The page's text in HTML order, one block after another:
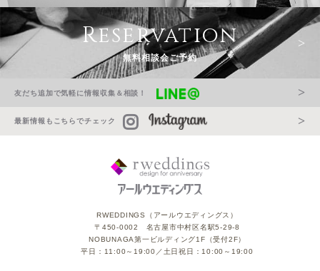
Reservation
無料相談会ご予約
友だち追加で気軽に情報収集＆相談！
最新情報もこちらでチェック
RWEDDINGS（アールウエディングス）
〒450-0002 名古屋市中村区名駅5-29-8
NOBUNAGA第一ビルディング1F（受付2F）
平日：11:00～19:00／土日祝日：10:00～19:00